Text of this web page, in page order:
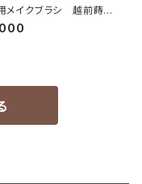
メイクブラシ 越前蒔絵
筆 はなまる 薔薇